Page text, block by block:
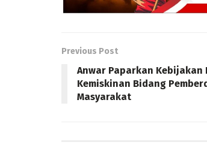
Previous Post
Anwar Paparkan Kebijakan
Kemiskinan Bidang
Masyarakat